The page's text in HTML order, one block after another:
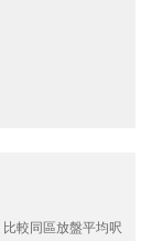
比較同區放盤平均呎